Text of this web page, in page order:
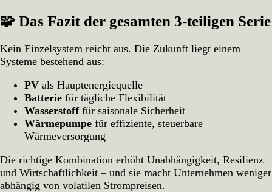
🧩 Das Fazit der gesamten 3‑teiligen Serie
Kein Einzelsystem reicht aus. Die Zukunft liegt einem
Systeme bestehend aus:
PV als Hauptenergiequelle
Batterie für tägliche Flexibilität
Wasserstofffür saisonale Sicherheit
Wärmepumpe für effiziente, steuerbare
Wärmeversorgung
Die richtige Kombination erhöht Unabhängigkeit, Resilienz
und Wirtschaftlichkeit – und sie macht Unternehmen weniger
abhängig von volatilen Strompreisen.